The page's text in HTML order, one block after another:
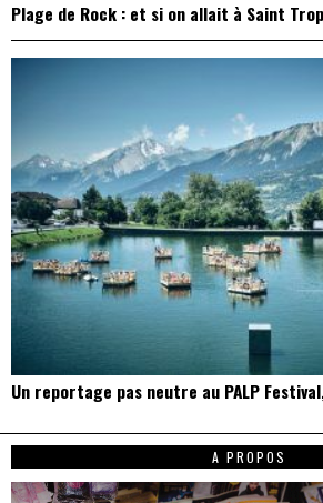
Plage de Rock : et si on allait à Saint
Un reportage pas neutre au PALP
A PROPOS